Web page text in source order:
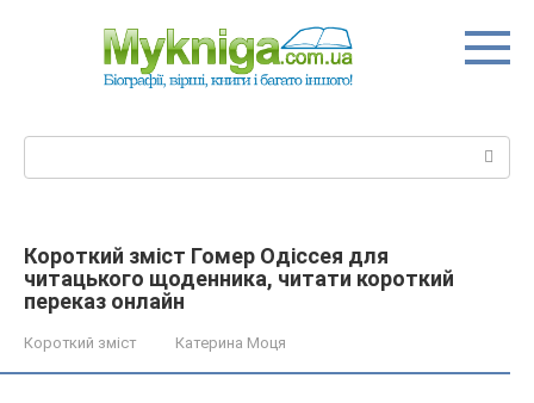
Короткий зміст Гомер Одіссея для
читацького щоденника, читати короткий
переказ онлайн
Короткий зміст Катерина Моця